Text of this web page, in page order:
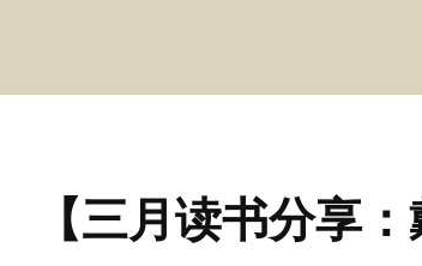
【三月读书分享：